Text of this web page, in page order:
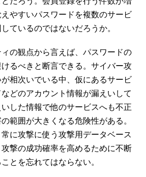
やすいパスワードを複数のサービ
ているのではないだろうか。
の観点から言えば、パスワードの
るべきと断言できる。サイバー攻
相次いでいる中、仮にあるサービ
どのアカウント情報が漏えいして
した情報で他のサービスへも不正
範囲が大きくなる危険性がある。
に攻撃に使う攻撃用データベース
撃の成功確率を高めるために不断
とを忘れてはならない。